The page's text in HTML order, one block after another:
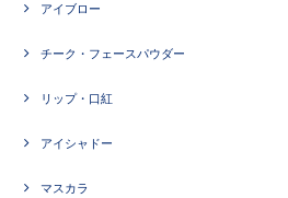
アイブロー
チーク・フェースパウダー
リップ・口紅
アイシャドー
マスカラ